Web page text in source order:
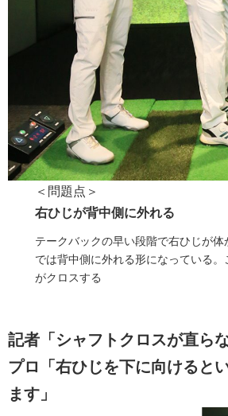
＜問題点＞
右ひじが背中側に外れる
テークバックの早い段階で右ひじが
では背中側に外れる形になっている。
がクロスする
記者「シャフトクロスが直ら
プロ「右ひじを下に向けると
ます」